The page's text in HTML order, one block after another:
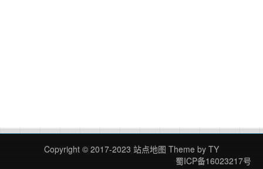
Copyright © 2017-2023 站点地图 Theme by TY
蜀ICP备16023217号